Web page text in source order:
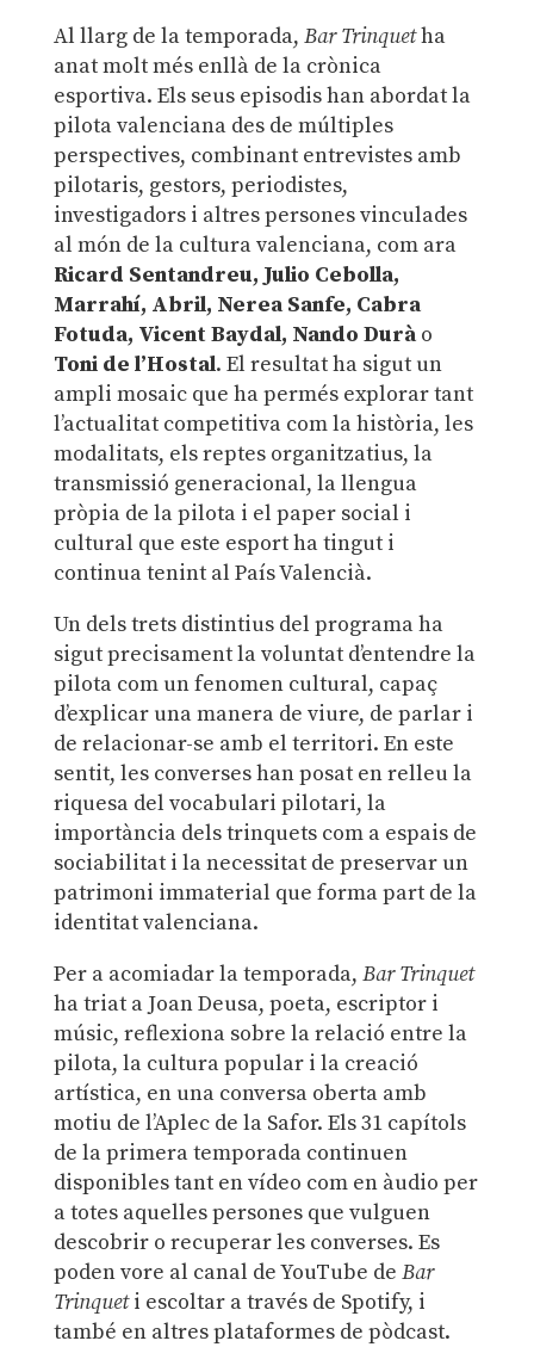
Al llarg de la temporada, Bar Trinquetha
anat molt més enllà de la crònica
esportiva. Els seus episodis han abordat la
pilota valenciana des de múltiples
perspectives, combinant entrevistes amb
pilotaris, gestors, periodistes,
investigadors i altres persones vinculades
al món de la cultura valenciana, com ara
Ricard Sentandreu, Julio Cebolla,
Marrahí, Abril, Nerea Sanfe, Cabra
Fotuda, Vicent Baydal, Nando Durào
Toni de l’Hostal. El resultat ha sigut un
ampli mosaic que ha permés explorar tant
l’actualitat competitiva com la història, les
modalitats, els reptes organitzatius, la
transmissió generacional, la llengua
pròpia de la pilota i el paper social i
cultural que este esport ha tingut i
continua tenint al País Valencià.
Un dels trets distintius del programa ha
sigut precisament la voluntat d’entendre la
pilota com un fenomen cultural, capaç
d’explicar una manera de viure, de parlar i
de relacionar-se amb el territori. En este
sentit, les converses han posat en relleu la
riquesa del vocabulari pilotari, la
importància dels trinquets com a espais de
sociabilitat i la necessitat de preservar un
patrimoni immaterial que forma part de la
identitat valenciana.
Per a acomiadar la temporada, Bar Trinquet
ha triat a Joan Deusa, poeta, escriptor i
músic, reflexiona sobre la relació entre la
pilota, la cultura popular i la creació
artística, en una conversa oberta amb
motiu de l’Aplec de la Safor. Els 31 capítols
de la primera temporada continuen
disponibles tant en vídeo com en àudio per
a totes aquelles persones que vulguen
descobrir o recuperar les converses. Es
poden vore al canal de YouTube de Bar
Trinqueti escoltar a través de Spotify, i
també en altres plataformes de pòdcast.